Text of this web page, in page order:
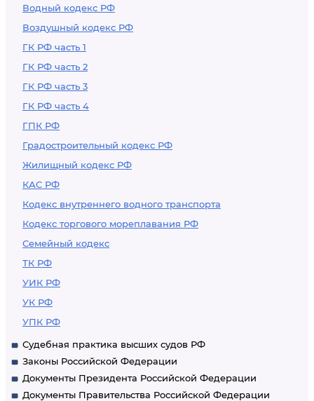
Водный кодекс РФ
Воздушный кодекс РФ
ГК РФ часть 1
ГК РФ часть 2
ГК РФ часть 3
ГК РФ часть 4
ГПК РФ
Градостроительный кодекс РФ
Жилищный кодекс РФ
КАС РФ
Кодекс внутреннего водного транспорта
Кодекс торгового мореплавания РФ
Семейный кодекс
ТК РФ
УИК РФ
УК РФ
УПК РФ
Судебная практика высших судов РФ
Законы Российской Федерации
Документы Президента Российской Федерации
Документы Правительства Российской Федерации